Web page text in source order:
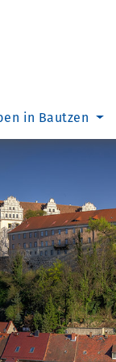
in Bautzen